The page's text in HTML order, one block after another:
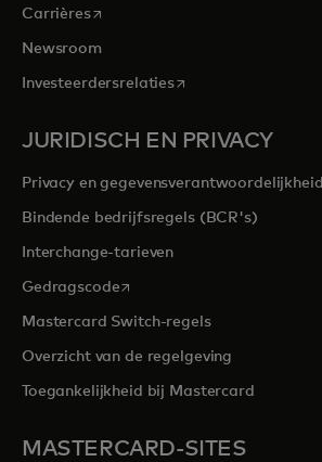
Carrièresopens in a new tab
Newsroom
Investeerdersrelatiesopens in a new tab
JURIDISCH EN PRIVACY
Privacy en gegevensverantwoordelijkheid
Bindende bedrijfsregels (BCR's)
Interchange-tarieven
Gedragscodeopens in a new tab
Mastercard Switch-regels
Overzicht van de regelgeving
Toegankelijkheid bij Mastercard
MASTERCARD-SITES